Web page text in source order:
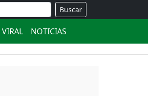
Buscar
VIRAL NOTICIAS